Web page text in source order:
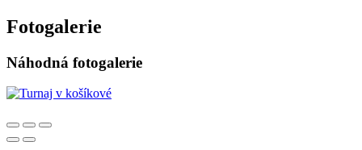
Fotogalerie
Náhodná fotogalerie